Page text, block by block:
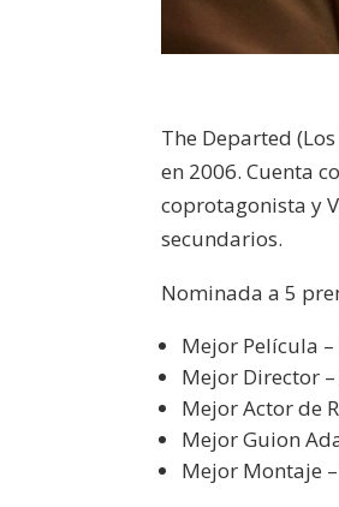
The Departed
en 2006. Cuenta
coprotagonista y
secundarios.
Nominada a 5
Mejor Película
Mejor Director
Mejor Actor de
Mejor Guion
Mejor Montaje